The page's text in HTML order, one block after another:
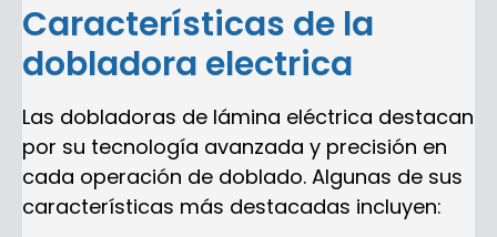
Características de la
dobladora electrica
Las dobladoras de lámina eléctrica destacan
por su tecnología avanzada y precisión en
cada operación de doblado. Algunas de sus
características más destacadas incluyen: